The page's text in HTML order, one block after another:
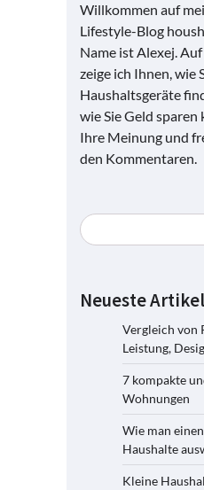
Willkommen auf
Lifestyle-Blog
Name ist Alexej.
zeige ich Ihnen, wie
Haushaltsgeräte
wie Sie Geld
Ihre Meinung und
den Kommentaren.
Neueste Artikel
Vergleich von
Leistung,
7 kompakte
Wohnungen
Wie man
Haushalte
Kleine